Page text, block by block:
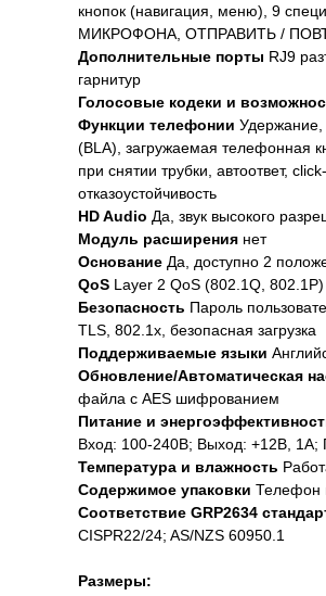
кнопок (навигация, меню), 9
МИКРОФОНА, ОТПРАВИТЬ /
Дополнительные порты RJ9
гарнитур
Голосовые кодеки и
Функции телефонии Удержание,
(BLA), загружаемая телефонная
при снятии трубки, автоответ,
отказоустойчивость
HD Audio Да, звук высокого
Модуль расширения нет
Основание Да, доступно 2
QoS Layer 2 QoS (802.1Q,
Безопасность Пароль
TLS, 802.1x, безопасная загрузка
Поддерживаемые языки
Обновление/Автоматическая
файла с AES шифрованием
Питание и
Вход: 100-240В; Выход: +12В, 1A;
Температура и влажность
Содержимое упаковки Телефон
Соответствие GRP2634
CISPR22/24; AS/NZS 60950.1
Размеры: